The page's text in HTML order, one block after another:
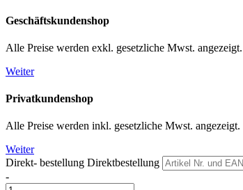
Geschäftskundenshop
Alle Preise werden exkl. gesetzliche Mwst. angezeigt.
Weiter
Privatkundenshop
Alle Preise werden inkl. gesetzliche Mwst. angezeigt.
Weiter
Direkt- bestellung Direktbestellung
-